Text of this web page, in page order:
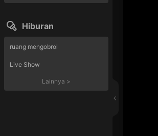
Hiburan
ruang mengobrol
Live Show
Lainnya >